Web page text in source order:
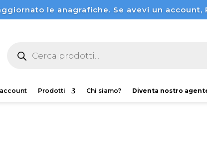
le anagrafiche. Se avevi un account,
search
Prodotti Chi siamo? Diventa nostro